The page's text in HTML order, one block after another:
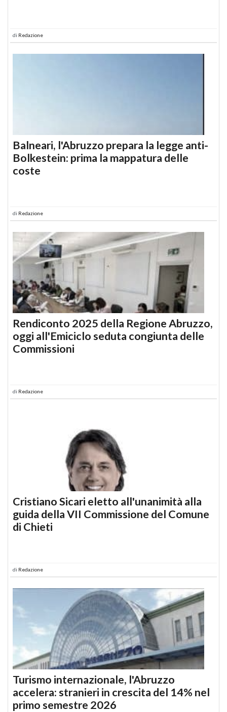
di Redazione
Balneari, l'Abruzzo prepara la legge anti-
Bolkestein: prima la mappatura delle
coste
di Redazione
Rendiconto 2025 della Regione Abruzzo,
oggi all'Emiciclo seduta congiunta delle
Commissioni
di Redazione
Cristiano Sicari eletto all'unanimità alla
guida della VII Commissione del Comune
di Chieti
di Redazione
Turismo internazionale, l'Abruzzo
accelera: stranieri in crescita del 14% nel
primo semestre 2026